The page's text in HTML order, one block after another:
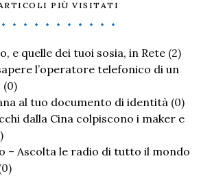
PIÙ VISITATI
e quelle dei tuoi sosia, in Rete (2)
l’operatore telefonico di un
(0)
al tuo documento di identità (0)
dalla Cina colpiscono i maker e
– Ascolta le radio di tutto il mondo